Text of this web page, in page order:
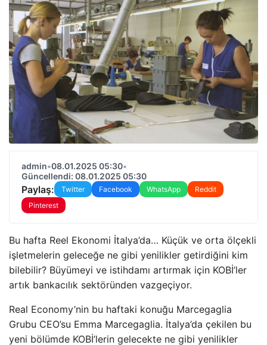
admin•08.01.2025 05:30•
Güncellendi: 08.01.2025 05:30
Paylaş: Twitter Facebook WhatsApp
Reddit
Pinterest
Bu hafta Reel Ekonomi İtalya’da… Küçük ve orta ölçekli
işletmelerin geleceğe ne gibi yenilikler getirdiğini kim
bilebilir? Büyümeyi ve istihdamı artırmak için KOBİ’ler
artık bankacılık sektöründen vazgeçiyor.
Real Economy’nin bu haftaki konuğu Marcegaglia
Grubu CEO’su Emma Marcegaglia. İtalya’da çekilen bu
yeni bölümde KOBİ’lerin gelecekte ne gibi yenilikler